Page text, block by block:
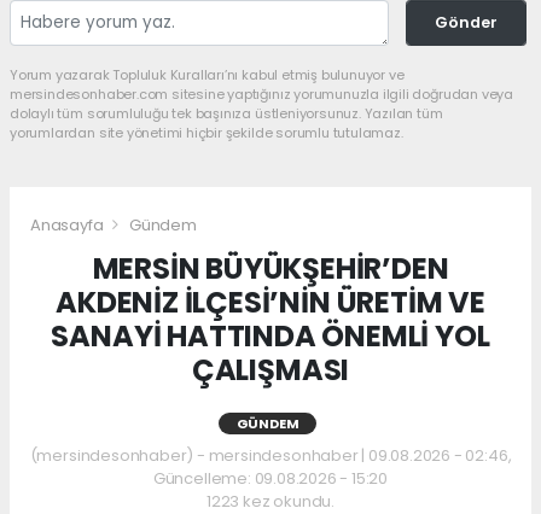
Gönder
Yorum yazarak Topluluk Kuralları’nı kabul etmiş bulunuyor ve
mersindesonhaber.com sitesine yaptığınız yorumunuzla ilgili doğrudan veya
dolaylı tüm sorumluluğu tek başınıza üstleniyorsunuz. Yazılan tüm
yorumlardan site yönetimi hiçbir şekilde sorumlu tutulamaz.
Anasayfa Gündem
MERSİN BÜYÜKŞEHİR’DEN
AKDENİZ İLÇESİ’NİN ÜRETİM VE
SANAYİ HATTINDA ÖNEMLİ YOL
ÇALIŞMASI
GÜNDEM
(mersindesonhaber) - mersindesonhaber | 09.08.2026 - 02:46,
Güncelleme: 09.08.2026 - 15:20
1223 kez okundu.